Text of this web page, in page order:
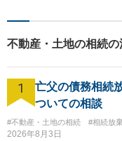
不動産・土地の相続
1
亡父の債務相続
ついての相談
#不動産・土地の相続 #相続放棄
2026年8月3日